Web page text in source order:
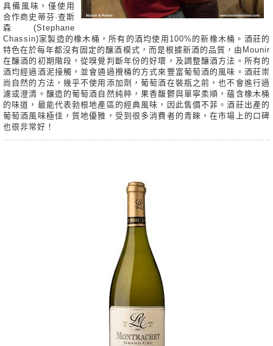
具備風味，僅使用
合作商史蒂芬·查斯
森(Stephane
Chassin)家製造的橡木桶，所有的酒均使用100%的新橡木桶。酒莊的
特色在於每年都沒有固定的釀酒模式，而是根據新酒的品質，由Mounir
在釀酒的初期階段，從嗅覺判斷年份的好壞，及調整釀酒方法。所有的
酒均經過酒泥接觸，並會通過攪桶的方式來豐富葡萄酒的風味。酒莊崇
尚自然的方法，幾乎不使用添加劑，葡萄酒在裝瓶之前，也不會進行過
濾或澄清。釀造的葡萄酒自然純粹，果香馥鬱與單寧柔順，蘊含橡木桶
的味道，最能代表勃根地產區的經典風味，因此售價不菲。酒莊出產的
葡萄酒風味極佳，質地優雅，受到很多消費者的青睞，在市場上的口碑
也很非常好！